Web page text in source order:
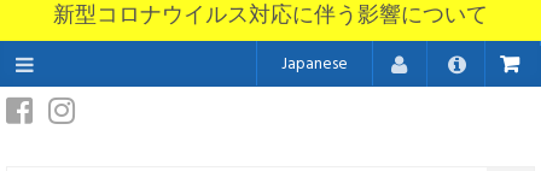
新型コロナウイルス対応に伴う影響について
Japanese